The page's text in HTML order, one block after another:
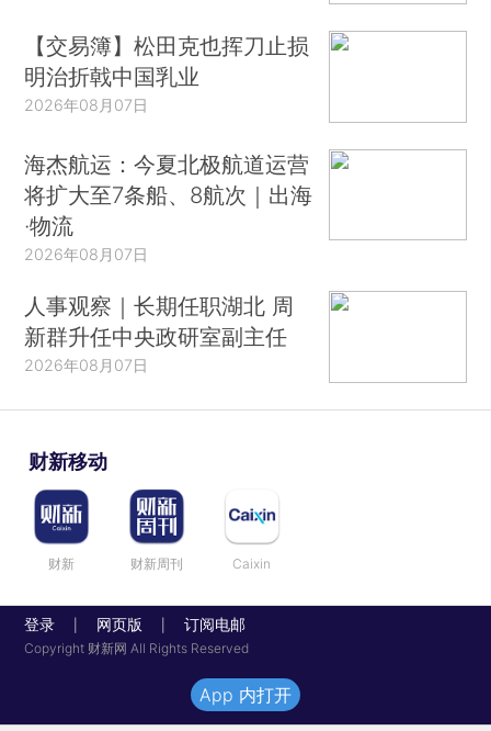
【交易簿】松田克也挥刀止损
明治折戟中国乳业
2026年08月07日
海杰航运：今夏北极航道运营
将扩大至7条船、8航次｜出海
·物流
2026年08月07日
人事观察｜长期任职湖北 周
新群升任中央政研室副主任
2026年08月07日
财新移动
财新 财新周刊 Caixin
登录 网页版 订阅电邮
Copyright 财新网 All Rights Reserved
App 内打开